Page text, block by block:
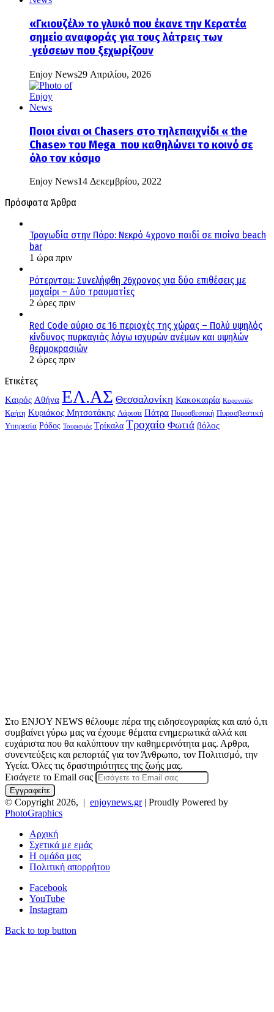
«Γκιουζέλ» το γλυκό που έκανε την Κερατέα
σημείο αναφοράς για τους λάτρεις των
γεύσεων που ξεχωρίζουν
Enjoy News29 Απριλίου, 2026
Ποιοι είναι οι Chasers στο τηλεπαιχνίδι « the
Chase» του Mega που καθηλώνει το κοινό σε
όλο τον κόσμο
Enjoy News14 Δεκεμβρίου, 2022
Πρόσφατα Άρθρα
Τραγωδία στην Πάρο: Νεκρό 4χρονο παιδί σε πισίνα beach
bar
1 ώρα πριν
Ρότερνταμ: Συνελήφθη 26χρονος για δύο επιθέσεις με
μαχαίρι – Δύο τραυματίες
2 ώρες πριν
Red Code αύριο σε 16 περιοχές της χώρας – Πολύ υψηλός
κίνδυνος πυρκαγιάς λόγω ισχυρών ανέμων και υψηλών
θερμοκρασιών
2 ώρες πριν
Ετικέτες
Kαιρός Αθήνα ΕΛ.ΑΣ Θεσσαλονίκη Κακοκαιρία Κορονοϊός
Κρήτη Κυριάκος Μητσοτάκης Λάρισα Πάτρα Πυροσβεστική Πυροσβεστική
Υπηρεσία Ρόδος Τουρισμός Τρίκαλα Τροχαίο Φωτιά βόλος
Στο ENJOY NEWS θέλουμε πέρα της ειδησεογραφίας και από ό,τι
συμβαίνει γύρω μας να έχουμε θέματα ενημερωτικά αλλά και
ευχάριστα που θα καλύπτουν την καθημερινότητα μας. Αρθρα,
συνεντεύξεις και ρεπορτάζ για τον Άνθρωπο, τον Πολιτισμό, την
Υγεία. Όλες τις δραστηριότητες της ζωής μας.
Εισάγετε το Email σας
© Copyright 2026, | enjoynews.gr| Proudly Powered by
PhotoGraphics
Αρχική
Σχετικά με εμάς
Η ομάδα μας
Πολιτική απορρήτου
Facebook
YouTube
Instagram
Back to top button